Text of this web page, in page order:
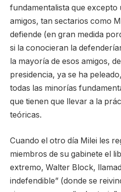
fundamentalista que excepto
amigos, tan sectarios como
defiende (en gran medida
si la conocieran la
la mayoría de esos amigos,
presidencia, ya se ha
todas las minorías
que tienen que llevar a la
teóricas.
Cuando el otro día Milei les
miembros de su gabinete el
extremo, Walter Block,
indefendible” (donde se